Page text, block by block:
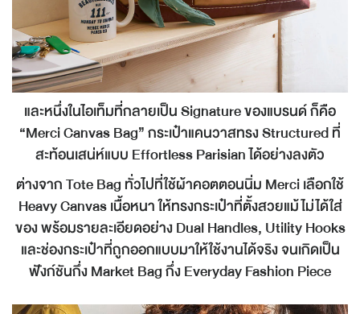
และหนึ่งในไอเท็มที่กลายเป็น Signature ของแบรนด์ ก็คือ
“Merci Canvas Bag” กระเป๋าแคนวาสทรง Structured ที่
สะท้อนเสน่ห์แบบ Effortless Parisian ได้อย่างลงตัว
ต่างจาก Tote Bag ทั่วไปที่ใช้ผ้าคอตตอนนิ่ม Merci เลือกใช้
Heavy Canvas เนื้อหนา ให้ทรงกระเป๋าที่ตั้งสวยแม้ไม่ได้ใส่
ของ พร้อมรายละเอียดอย่าง Dual Handles, Utility Hooks
และช่องกระเป๋าที่ถูกออกแบบมาให้ใช้งานได้จริง จนเกิดเป็น
ฟังก์ชันกึ่ง Market Bag กึ่ง Everyday Fashion Piece